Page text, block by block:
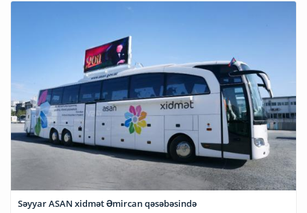
Səyyar ASAN xidmət Əmircan qəsəbəsində